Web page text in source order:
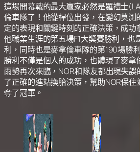
這場開幕戰的最大贏家必然是羅禮士
倫車隊了！他從桿位出發，在變幻莫測
定的表現和關鍵時刻的正確決策，成功
他職業生涯的第五場F1大獎賽勝利，也
利，同時也是麥拿倫車隊的第190場勝
勝利不僅是個人的成功，也體現了麥拿
雨勢再次來臨，NOR和隊友都出現失
了正確的進站換胎決策，幫助NOR保
奪了冠軍。